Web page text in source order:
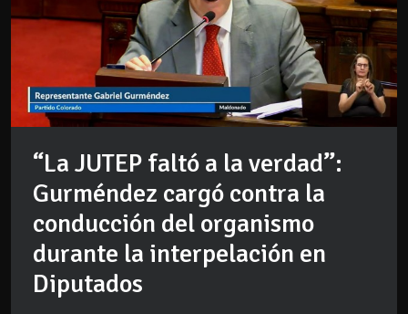
“La JUTEP faltó a la verdad”:
Gurméndez cargó contra la
conducción del organismo
durante la interpelación en
Diputados